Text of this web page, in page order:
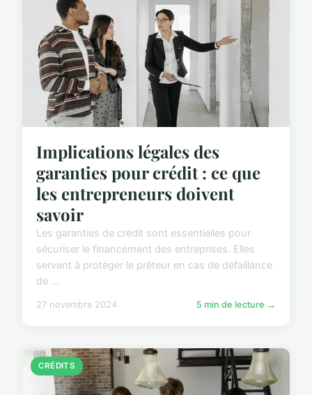
Implications légales des
garanties pour crédit : ce que
les entrepreneurs doivent
savoir
Les garanties de crédit sont essentielles pour
sécuriser le financement des entreprises. Elles
servent à protéger le prêteur en cas de défaillance
de ...
27 novembre 2024 5 min de lecture →
CRÉDITS